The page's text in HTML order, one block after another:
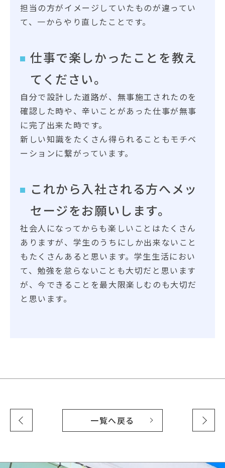
担当の方がイメージしていたものが違ってい
て、一からやり直したことです。
仕事で楽しかったことを教え
てください。
自分で設計した道路が、無事施工されたのを
確認した時や、辛いことがあった仕事が無事
に完了出来た時です。
新しい知識をたくさん得られることもモチベ
ーションに繋がっています。
これから入社される方へメッ
セージをお願いします。
社会人になってからも楽しいことはたくさん
ありますが、学生のうちにしか出来ないこと
もたくさんあると思います。学生生活におい
て、勉強を怠らないことも大切だと思います
が、今できることを最大限楽しむのも大切だ
と思います。
一覧へ戻る